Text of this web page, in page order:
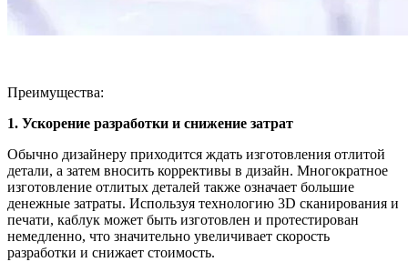
Преимущества:
1. Ускорение разработки и снижение затрат
Обычно дизайнеру приходится ждать изготовления отлитой
детали, а затем вносить коррективы в дизайн. Многократное
изготовление отлитых деталей также означает большие
денежные затраты. Используя технологию 3D сканирования и
печати, каблук может быть изготовлен и протестирован
немедленно, что значительно увеличивает скорость
разработки и снижает стоимость.